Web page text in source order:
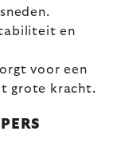
en
voor een
grote kracht.